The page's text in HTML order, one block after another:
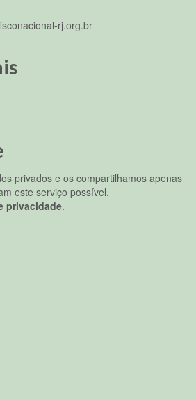
rj.org.br
privados e os compartilhamos apenas
este serviço possível.
privacidade.